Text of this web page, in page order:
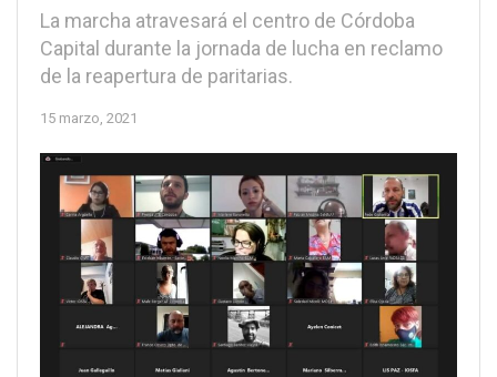
La marcha atravesará el centro de Córdoba
Capital durante la jornada de lucha en reclamo
de la reapertura de paritarias.
15 marzo, 2021